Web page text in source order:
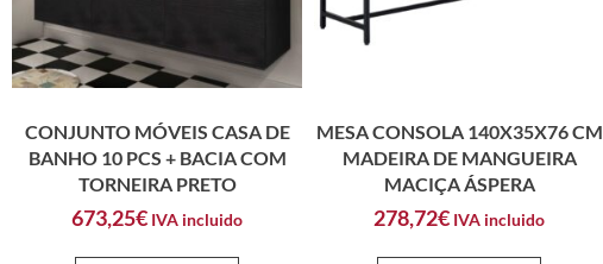
CONJUNTO MÓVEIS CASA DE
BANHO 10 PCS + BACIA COM
TORNEIRA PRETO
673,25€ IVA incluido
MESA CONSOLA 140X35X76 CM
MADEIRA DE MANGUEIRA
MACIÇA ÁSPERA
278,72€ IVA incluido